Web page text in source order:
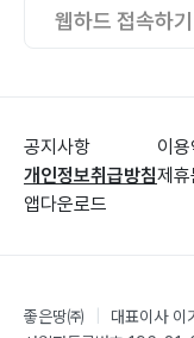
웹하드 접속하기
공지사항
개인정보취급방침
앱다운로드
이
제휴
좋은땅㈜ 대표이사 이